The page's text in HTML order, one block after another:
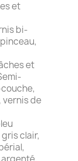
et
bi-
et
vernis de
clair,